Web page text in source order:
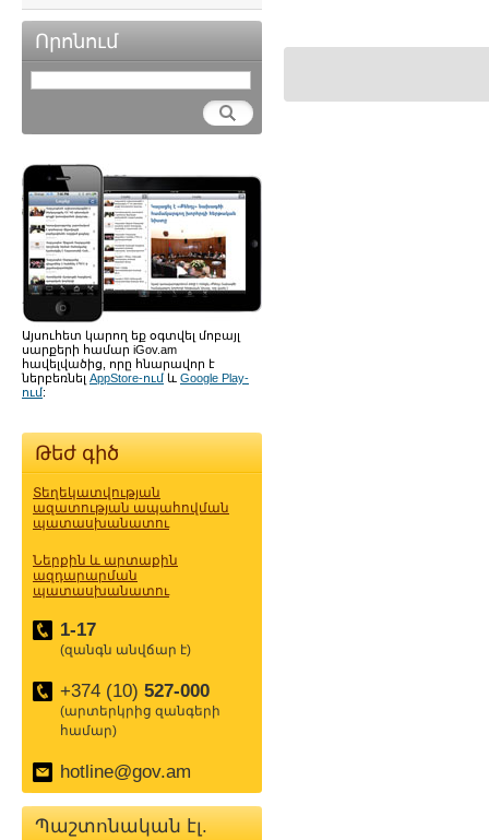
Որոնում
Այսուհետ կարող եք օգտվել մոբայլ
սարքերի համար iGov.am
հավելվածից, որը հնարավոր է
ներբեռնել AppStore-ում և Google Play-
ում:
Թեժ գիծ
Տեղեկատվության
ազատության ապահովման
պատասխանատու
Ներքին և արտաքին
ազդարարման
պատասխանատու
1-17
(զանգն անվճար է)
+374 (10) 527-000
(արտերկրից զանգերի
համար)
hotline@gov.am
Պաշտոնական էլ.